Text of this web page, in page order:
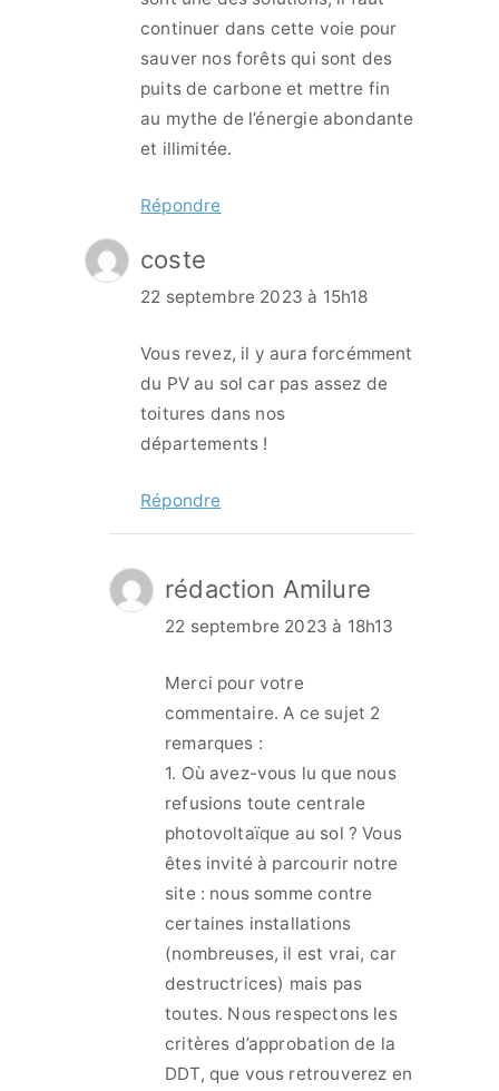
continuer dans cette voie pour
sauver nos forêts qui sont des
puits de carbone et mettre fin
au mythe de l’énergie abondante
et illimitée.
Répondre
coste
22 septembre 2023 à 15h18
Vous revez, il y aura forcémment
du PV au sol car pas assez de
toitures dans nos
départements !
Répondre
rédaction Amilure
22 septembre 2023 à 18h13
Merci pour votre
commentaire. A ce sujet 2
remarques :
1. Où avez-vous lu que nous
refusions toute centrale
photovoltaïque au sol ? Vous
êtes invité à parcourir notre
site : nous somme contre
certaines installations
(nombreuses, il est vrai, car
destructrices) mais pas
toutes. Nous respectons les
critères d’approbation de la
DDT, que vous retrouverez en